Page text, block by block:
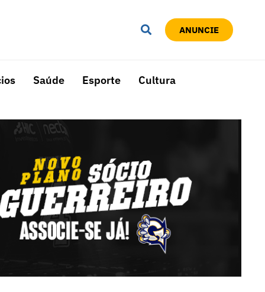
ANUNCIE
Saúde Esporte Cultura